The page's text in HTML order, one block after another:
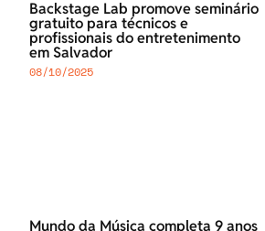
Backstage Lab promove seminário
gratuito para técnicos e
profissionais do entretenimento
em Salvador
08/10/2025
Mundo da Música completa 9 anos